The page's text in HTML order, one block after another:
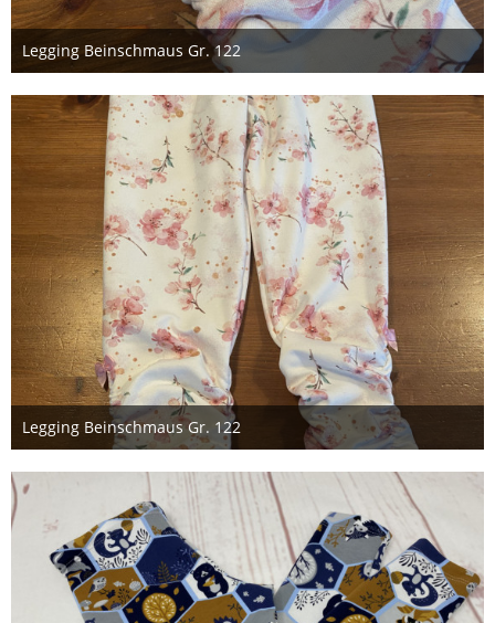
Legging Beinschmaus Gr. 122
27. Mai 2021
Legging Beinschmaus Gr. 122
27. Mai 2021